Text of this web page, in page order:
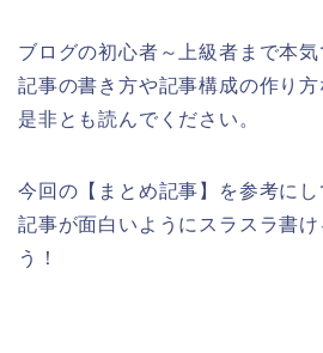
ブログの初心者～上級者まで本気
記事の書き方や記事構成の作り
是非とも読んでください。
今回の【まとめ記事】を参考にし
記事が面白いようにスラスラ書け
う！